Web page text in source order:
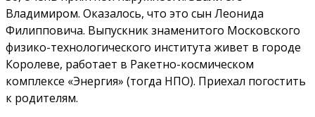
Владимиром. Оказалось, что это сын Леонида
Филипповича. Выпускник знаменитого Московского
физико-технологического института живет в городе
Королеве, работает в Ракетно-космическом
комплексе «Энергия» (тогда НПО). Приехал погостить
к родителям.